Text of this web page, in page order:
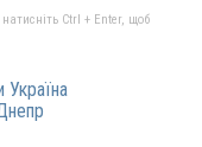
Ctrl + Enter, щоб
Україна